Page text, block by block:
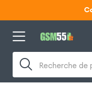
Recherche de